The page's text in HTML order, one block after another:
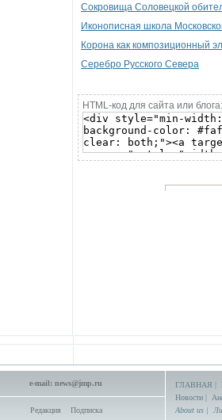
Сокровища Соловецкой
Иконописная школа
Корона как композиционный
Серебро Русского Севера
HTML-код для сайта или блога:
e-mail: news@jmp.ru
Редакция Подписка
ГЛАВНАЯ |
Новости |
About us |